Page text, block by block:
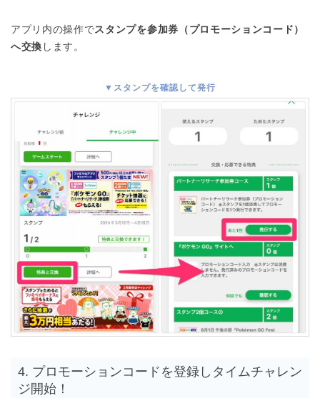
アプリ内の操作でスタンプを参加券（プロモーションコード）
へ交換 します。
▼スタンプを確認して発行
4. プロモーションコードを登録しタイムチャレン
ジ開始！